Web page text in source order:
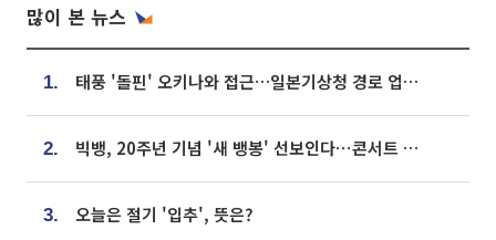
많이 본 뉴스
1. 태풍 '돌핀' 오키나와 접근…일본기상청 경로 업데이트
2. 빅뱅, 20주년 기념 '새 뱅봉' 선보인다⋯콘서트 앞두고 팝업 개최
3. 오늘은 절기 '입추', 뜻은?